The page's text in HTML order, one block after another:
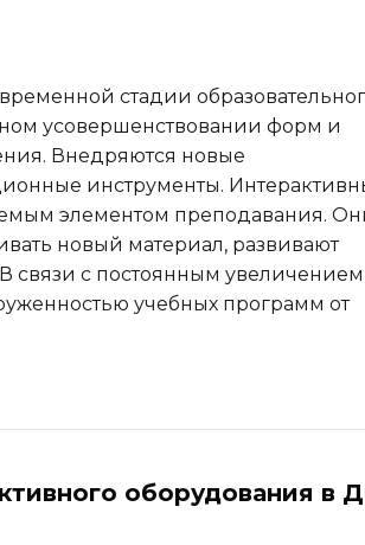
стадии
усовершенствовании форм и
Внедряются новые
инструменты.
элементом преподавания.
новый материал, развивают
связи с постоянным увеличением
учебных программ от
оборудования в